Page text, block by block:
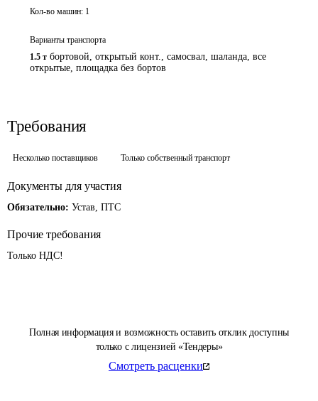
Полная информация и возможность оставить отклик доступны
только с лицензией «Тендеры»
Смотреть расценки
Кол-во машин: 1
Варианты транспорта
1.5 т бортовой, открытый конт., самосвал, шаланда, все
открытые, площадка без бортов
Требования
Несколько поставщиков Только собственный транспорт
Документы для участия
Обязательно: Устав, ПТС
Прочие требования
Только НДС!